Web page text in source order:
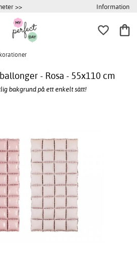
>> Information
- Rosa - 55x110 cm
bakgrund på ett enkelt sätt!